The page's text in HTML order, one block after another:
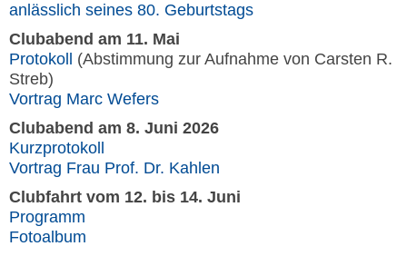
anlässlich seines 80. Geburtstags
Clubabend am 11. Mai
Protokoll
(Abstimmung zur Aufnahme von Carsten R.
Streb)
Vortrag Marc Wefers
Clubabend am 8. Juni 2026
Kurzprotokoll
Vortrag Frau Prof. Dr. Kahlen
Clubfahrt vom 12. bis 14. Juni
Programm
Fotoalbum